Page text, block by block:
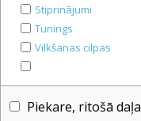
Stiprinājumi
Tunings
Vilkšanas cilpas
Piekare, ritošā daļa